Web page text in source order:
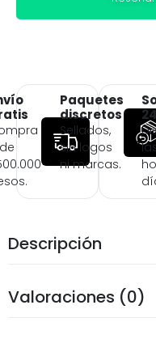
Paquetes
discretos
Sellados,
sin logos
ni marcas.
Descripción
Valoraciones (0)